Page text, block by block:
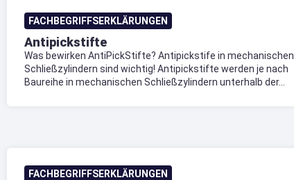
FACHBEGRIFFSERKLÄRUNGEN
Antipickstifte
Was bewirken AntiPickStifte? Antipickstife in mechanischen
Schließzylindern sind wichtig! Antipickstifte werden je nach
Baureihe in mechanischen Schließzylindern unterhalb der...
FACHBEGRIFFSERKLÄRUNGEN